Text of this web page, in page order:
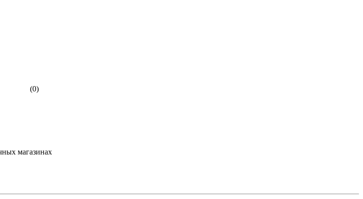
(0)
магазинах